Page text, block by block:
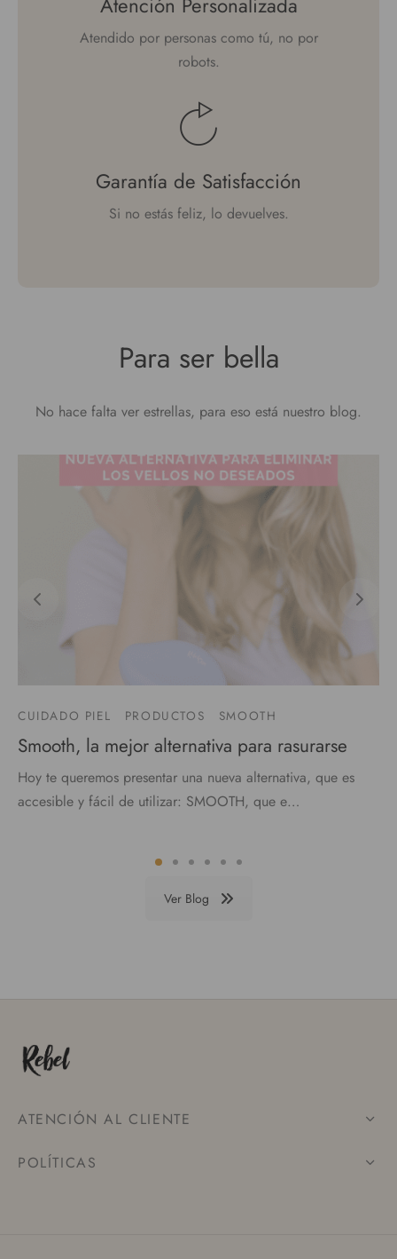
Atención Personalizada
Atendido por personas como tú, no por
robots.
Garantía de Satisfacción
Si no estás feliz, lo devuelves.
Para ser bella
No hace falta ver estrellas, para eso está nuestro blog.
CUIDADO PIEL PRODUCTOS SMOOTH
Smooth, la mejor alternativa para rasurarse
Hoy te queremos presentar una nueva alternativa, que es
accesible y fácil de utilizar: SMOOTH, que e…
Ver Blog
ATENCIÓN AL CLIENTE
POLÍTICAS